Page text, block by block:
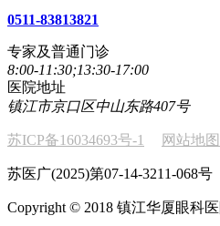
0511-83813821
专家及普通门诊
8:00-11:30;13:30-17:00
医院地址
镇江市京口区中山东路407号
苏ICP备16034693号-1 网站地图
苏医广(2025)第07-14-3211-068号
Copyright © 2018 镇江华厦眼科医